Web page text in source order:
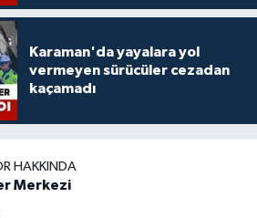
Karaman'da yayalara yol
vermeyen sürücüler cezadan
kaçamadı
HAKKINDA
Merkezi